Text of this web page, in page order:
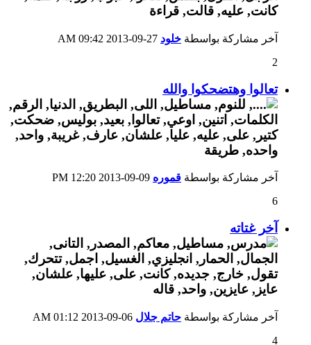
آخر مشاركة بواسطة خلود
09:42 AM
2
تعالوا وهتضحكوا والله
آخر مشاركة بواسطة قموره
12:20 PM
6
آخر غتاته
آخر مشاركة بواسطة حاتم جلال
01:12 AM
4